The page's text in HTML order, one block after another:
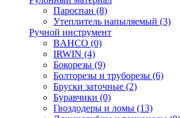
Пароспан (8)
Утеплитель напыляемый (3)
Ручной инструмент
BAHCO (0)
IRWIN (4)
Бокорезы (9)
Болторезы и труборезы (6)
Бруски заточные (2)
Буравчики (0)
Гвоздодеры и ломы (13)